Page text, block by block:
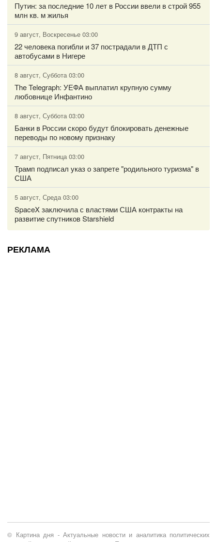
Путин: за последние 10 лет в России ввели в строй 955
млн кв. м жилья
9 август, Воскресенье 03:00
22 человека погибли и 37 пострадали в ДТП с
автобусами в Нигере
8 август, Суббота 03:00
The Telegraph: УЕФА выплатил крупную сумму
любовнице Инфантино
8 август, Суббота 03:00
Банки в России скоро будут блокировать денежные
переводы по новому признаку
7 август, Пятница 03:00
Трамп подписал указ о запрете "родильного туризма" в
США
5 август, Среда 03:00
SpaceX заключила с властями США контракты на
развитие спутников Starshield
РЕКЛАМА
© Картина дня - Актуальные новости и аналитика политических